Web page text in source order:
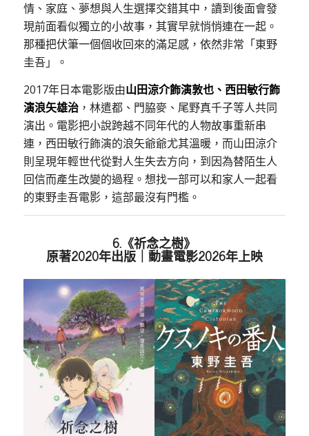
情、家庭、夢想與人生選擇交錯其中，讀到後面會發
現前面看似獨立的小故事，其實早就悄悄連在一起。
那種把伏筆一個個收回來的滿足感，依然非常「東野
圭吾」。
2017年日本電影版由山田涼介飾演敦也、西田敏行飾
演浪矢雄治，林遣都、門脇麥、尾野真千子等人共同
演出。電影把小說跨越不同年代的人物故事重新串
連，西田敏行飾演的浪矢爺爺尤其溫暖，而山田涼介
則呈現年輕世代從對人生失去方向，到因為替陌生人
回信而產生改變的過程。想找一部可以和家人一起看
的東野圭吾電影，這部最沒有門檻。
6.《祈念之樹》
原著2020年出版｜動畫電影2026年上映